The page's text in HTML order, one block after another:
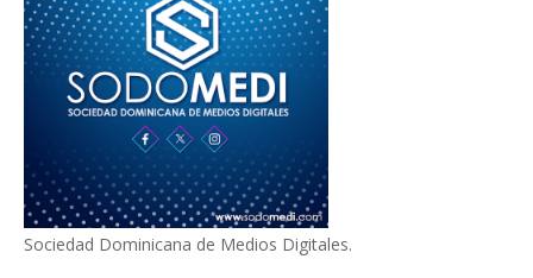
Sociedad Dominicana de Medios Digitales.